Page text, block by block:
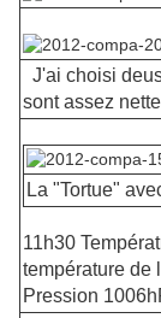
J'ai choisi
sont assez
La "Tortue"
11h30
température de
Pression